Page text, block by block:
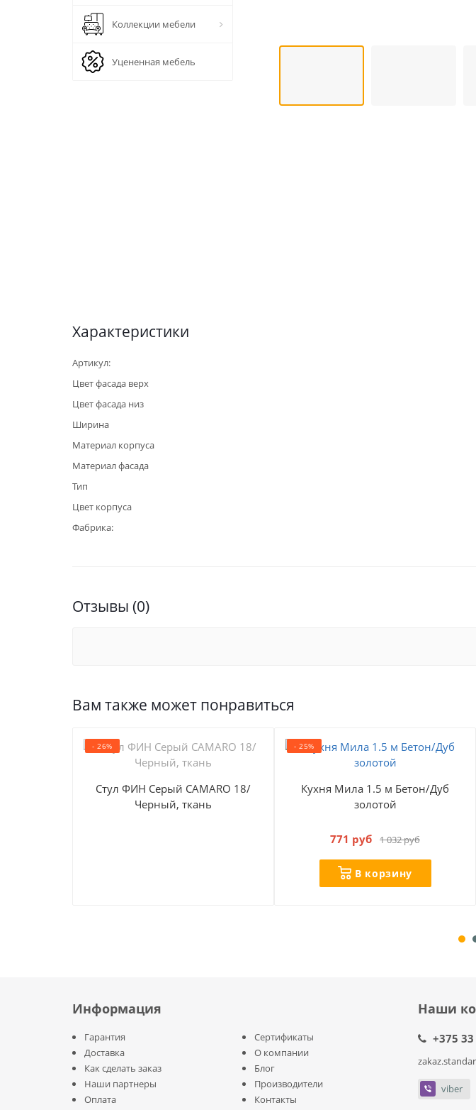
Коллекции мебели
Уцененная мебель
Характеристики
Артикул:
Цвет фасада верх
Цвет фасада низ
Ширина
Материал корпуса
Материал фасада
Тип
Цвет корпуса
Фабрика:
Отзывы (0)
Вам также может понравиться
- 26%
Стул ФИН Серый CAMARO 18/
Черный, ткань
- 25%
Кухня Мила 1.5 м Бетон/Дуб
золотой
771 руб 1 032 руб
В корзину
Информация
Гарантия
Доставка
Как сделать заказ
Наши партнеры
Оплата
Сертификаты
О компании
Блог
Производители
Контакты
Наши
+375
viber